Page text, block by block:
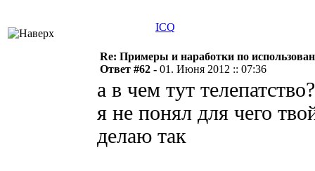
ICQ
Re: Примеры и наработки по
Ответ #62 - 01. Июня 2012 :: 07:36
а в чем тут телепатство?
я не понял для чего
делаю так